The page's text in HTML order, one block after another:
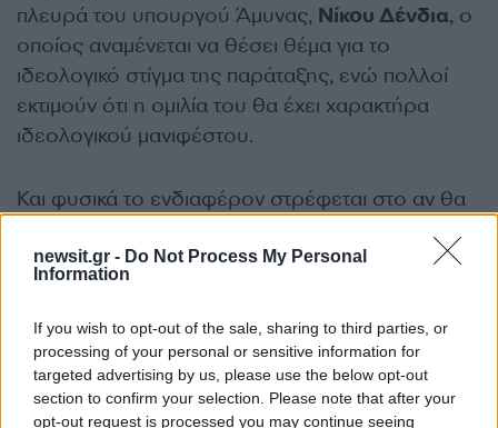
newsit.gr - Do Not Process My Personal
Information
If you wish to opt-out of the sale, sharing to third parties, or
processing of your personal or sensitive information for
targeted advertising by us, please use the below opt-out
section to confirm your selection. Please note that after your
opt-out request is processed you may continue seeing
πλευρά του υπουργού Άμυνας, Νίκου Δένδια, ο
οποίος αναμένεται να θέσει θέμα για το
ιδεολογικό στίγμα της παράταξης, ενώ πολλοί
εκτιμούν ότι η ομιλία του θα έχει χαρακτήρα
ιδεολογικού μανιφέστου.
Και φυσικά το ενδιαφέρον στρέφεται στο αν θα
περί υπουργών που κινούνται σε
«προστατευμένο περιβάλλον».
Η απουσία Καραμανλή